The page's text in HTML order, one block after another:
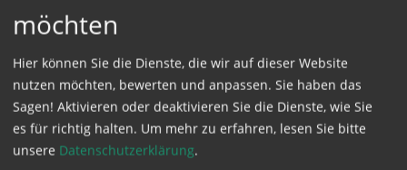
Produkt
GESCHÜTZTER BEREICH
Bitte melden Sie sich mit Ihrem Benutzernamen
und Passwort an.
möchten
Hier können Sie die Dienste, die wir auf dieser Website
nutzen möchten, bewerten und anpassen. Sie haben das
Sagen! Aktivieren oder deaktivieren Sie die Dienste, wie Sie
es für richtig halten. Um mehr zu erfahren, lesen Sie bitte
unsere Datenschutzerklärung.